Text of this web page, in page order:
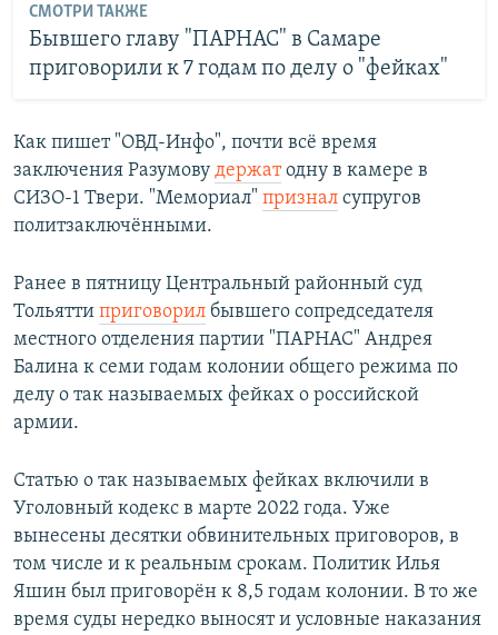
СМОТРИ ТАКЖЕ
Бывшего главу "ПАРНАС" в Самаре
приговорили к 7 годам по делу о "фейках"
Как пишет "ОВД-Инфо", почти всё время
заключения Разумову держатодну в камере в
СИЗО-1 Твери. "Мемориал" признал супругов
политзаключёнными.
Ранее в пятницу Центральный районный суд
Тольятти приговорил бывшего сопредседателя
местного отделения партии "ПАРНАС" Андрея
Балина к семи годам колонии общего режима по
делу о так называемых фейках о российской
армии.
Статью о так называемых фейках включили в
Уголовный кодекс в марте 2022 года. Уже
вынесены десятки обвинительных приговоров, в
том числе и к реальным срокам. Политик Илья
Яшин был приговорён к 8,5 годам колонии. В то же
время суды нередко выносят и условные наказания